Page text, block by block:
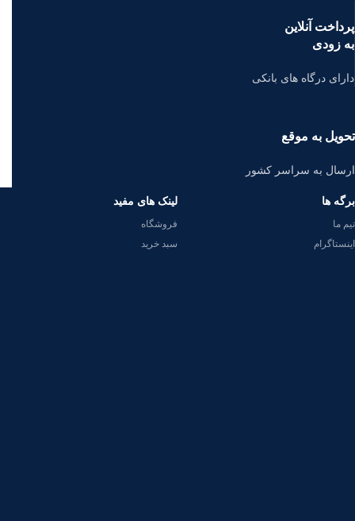
پرداخت آنلاین
به زودی
دارای درگاه های بانکی
تحویل به موقع
ارسال به سراسر کشور
برگه ها
تیم ما
اینستاگرام
لینک های مفید
فروشگاه
سبد خرید